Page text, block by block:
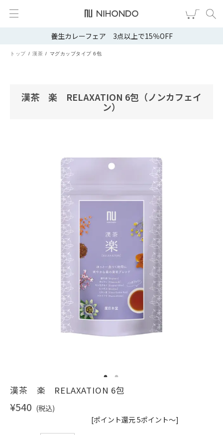
養生カレーフェア 3点以上で15％OFF
トップ 漢茶 マグカップタイプ 6包
漢茶 楽 RELAXATION 6包（ノンカフェイ
ン）
1 2
漢茶 楽 RELAXATION 6包
¥540 (税込)
[ポイント還元 5ポイント～]
新規会員登録 ログイン
ヘア・ボディケア
ブランドから選ぶ
ショッピングガイド